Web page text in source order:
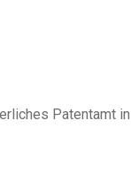
Patentamt